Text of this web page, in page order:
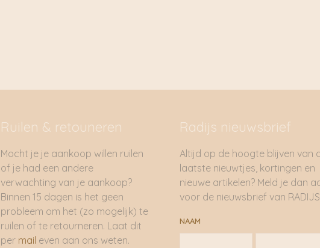
planeet. Uiteindelijk is de
Ruilen & retouneren
Mocht je je aankoop willen ruilen
of je had een andere
verwachting van je aankoop?
Binnen 15 dagen is het geen
probleem om het (zo mogelijk) te
ruilen of te retourneren. Laat dit
permail even aan ons weten.
Radijs nieuwsbrief
Altijd op de hoogte blijven van
laatste nieuwtjes, kortingen en
nieuwe artikelen? Meld je dan
voor de nieuwsbrief van
NAAM